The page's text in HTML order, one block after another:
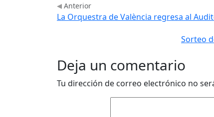
Anterior
La Orquestra de València regresa al
Sorteo
Deja un comentario
Tu dirección de correo electrónico no